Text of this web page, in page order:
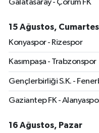
Galatasaray - Çorum FK
15 Ağustos,
Konyaspor - Rizespor
Kasımpaşa - Trabzonspor
Gençlerbirliği S.K. -
Gaziantep FK -
16 Ağustos, Pazar